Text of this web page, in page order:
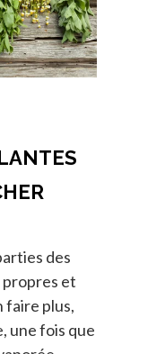
des
propres et
faire plus,
une fois que